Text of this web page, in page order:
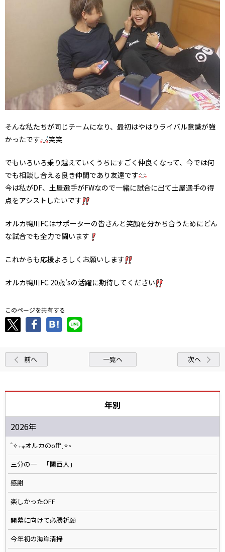
そんな私たちが同じチームになり、最初はやはりライバル意識が強
かったです
笑笑
でもいろいろ乗り越えていくうちにすごく仲良くなって、今では何
でも相談し合える良き仲間であり友達です
今は私がDF、土屋選手がFWなので一緒に試合に出て土屋選手の得
点をアシストしたいです
オルカ鴨川FCはサポーターの皆さんと笑顔を分かち合うためにどん
な試合でも全力で闘います
これからも応援よろしくお願いします
オルカ鴨川FC 20歳'sの活躍に期待してください
このページを共有する
前へ 一覧へ 次へ
年別
2026年
˚✧₊⁎オルカのoff⁺˳✧༚
三分の一 「関西人」
感謝
楽しかったOFF
開幕に向けて必勝祈願
今年初の海岸清掃